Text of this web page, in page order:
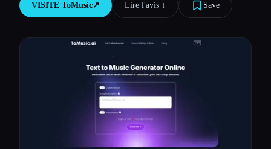
Toutes les catégories
VISITE ToMusic↗︎ Lire l'avis ↓︎ Save